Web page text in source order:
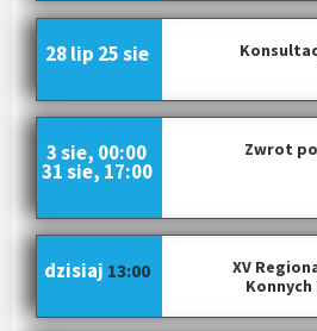
28 lip 25 sie
Zwrot
3 sie, 00:00
31 sie, 17:00
XV
Konnych
dzisiaj 13:00